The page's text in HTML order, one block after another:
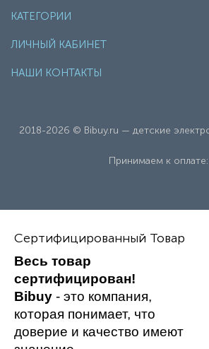
КАТЕГОРИИ
ЛИЧНЫЙ КАБИНЕТ
НАШИ КОНТАКТЫ
2018-2026 © Bibuy.ru — детские
Принимаем к оплате:
Сертифицированный Товар
Весь товар
сертифицирован!
Bibuy - это компания,
которая понимает, что
доверие и качество имеют